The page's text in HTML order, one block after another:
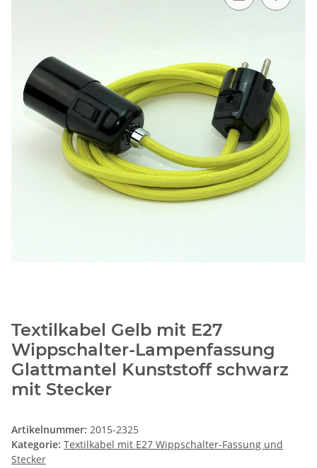
Textilkabel Gelb mit E27
Wippschalter-Lampenfassung
Glattmantel Kunststoff schwarz
mit Stecker
Artikelnummer: 2015-2325
Kategorie: Textilkabel mit E27 Wippschalter-Fassung und
Stecker